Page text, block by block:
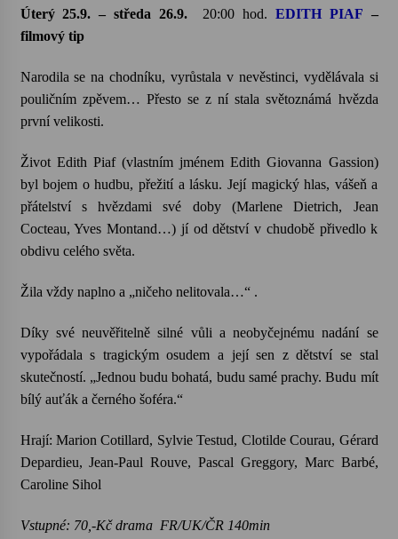
Úterý 25.9. – středa 26.9. 20:00 hod. EDITH PIAF –
filmový tip
Narodila se na chodníku, vyrůstala v nevěstinci, vydělávala si
pouličním zpěvem… Přesto se z ní stala světoznámá hvězda
první velikosti.
Život Edith Piaf (vlastním jménem Edith Giovanna Gassion)
byl bojem o hudbu, přežití a lásku. Její magický hlas, vášeň a
přátelství s hvězdami své doby (Marlene Dietrich, Jean
Cocteau, Yves Montand…) jí od dětství v chudobě přivedlo k
obdivu celého světa.
Žila vždy naplno a „ničeho nelitovala…“ .
Díky své neuvěřitelně silné vůli a neobyčejnému nadání se
vypořádala s tragickým osudem a její sen z dětství se stal
skutečností. „Jednou budu bohatá, budu samé prachy. Budu mít
bílý auťák a černého šoféra.“
Hrají: Marion Cotillard, Sylvie Testud, Clotilde Courau, Gérard
Depardieu, Jean-Paul Rouve, Pascal Greggory, Marc Barbé,
Caroline Sihol
Vstupné: 70,-Kč drama FR/UK/ČR 140min